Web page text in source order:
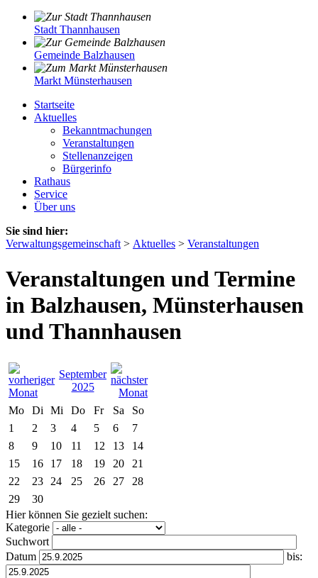
Stadt Thannhausen
Gemeinde Balzhausen
Markt Münsterhausen
Startseite
Aktuelles
Bekanntmachungen
Veranstaltungen
Stellenanzeigen
Bürgerinfo
Rathaus
Service
Über uns
Sie sind hier:
Verwaltungsgemeinschaft > Aktuelles > Veranstaltungen
Veranstaltungen und Termine
in Balzhausen, Münsterhausen
und Thannhausen
September
2025
Mo
Di Mi Do Fr Sa
So
1
2 3 4 5 6
7
8
9 10 11 12 13
14
15
16 17 18 19 20
21
22
23 24 25 26 27
28
29
30
Hier können Sie gezielt suchen:
Kategorie
Suchwort
Datum
bis: